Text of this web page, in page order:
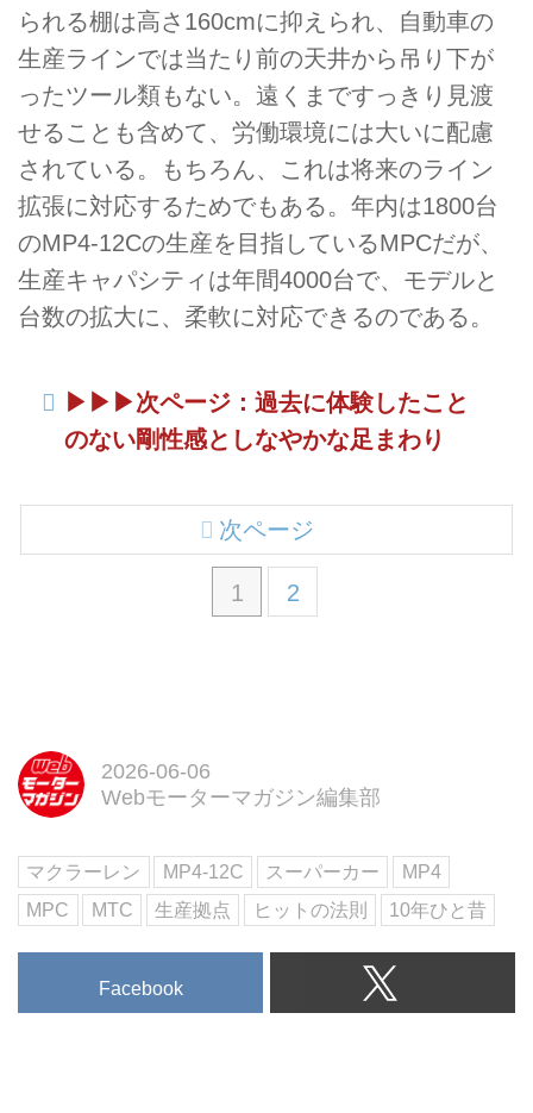
られる棚は高さ160cmに抑えられ、自動車の
生産ラインでは当たり前の天井から吊り下が
ったツール類もない。遠くまですっきり見渡
せることも含めて、労働環境には大いに配慮
されている。もちろん、これは将来のライン
拡張に対応するためでもある。年内は1800台
のMP4-12Cの生産を目指しているMPCだが、
生産キャパシティは年間4000台で、モデルと
台数の拡大に、柔軟に対応できるのである。
▶︎▶︎▶︎次ページ：過去に体験したこと
のない剛性感としなやかな足まわり
1 2
次ページ
2026-06-06
Webモーターマガジン編集部
マクラーレン MP4-12C スーパーカー
MP4
MPC
MTC 生産拠点 ヒットの法則 10年ひと昔
Facebook